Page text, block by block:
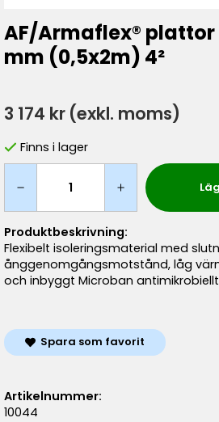
AF/Armaflex® plattor
mm (0,5x2m) 4²
3 174 kr (exkl. moms)
Finns i lager
Produktbeskrivning:
Flexibelt isoleringsmaterial med
ånggenomgångsmotstånd, låg
och inbyggt Microban
Spara som favorit
Artikelnummer:
10044